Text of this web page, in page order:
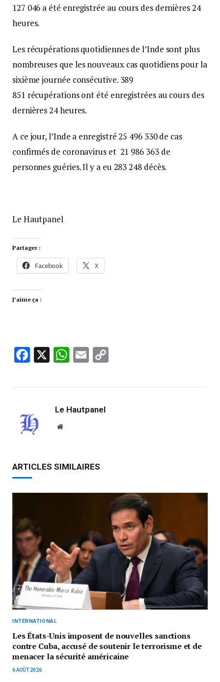
127 046 a été enregistrée au cours des dernières 24
heures.
Les récupérations quotidiennes de l’Inde sont plus
nombreuses que les nouveaux cas quotidiens pour la
sixième journée consécutive. 389
851 récupérations ont été enregistrées au cours des
dernières 24 heures.
A ce jour, l’Inde a enregistré 25 496 330 de cas
confirmés de coronavirus et 21 986 363 de
personnes guéries. Il y a eu 283 248 décès.
Le Hautpanel
Partager :
Facebook X
J’aime ça :
Facebook
X WhatsApp
Email
Le Hautpanel
Website
ARTICLES SIMILAIRES
INTERNATIONAL
Les États-Unis imposent de nouvelles sanctions
contre Cuba, accusé de soutenir le terrorisme et de
menacer la sécurité américaine
6 AOÛT 2026